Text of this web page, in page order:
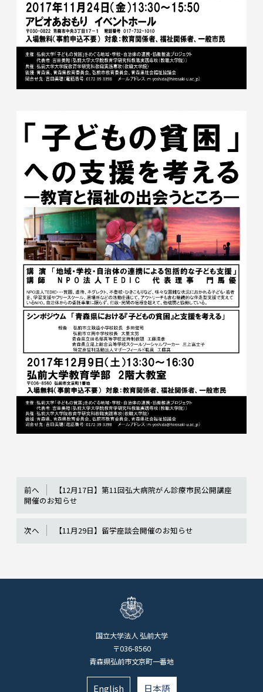
前へ
【12月17日】第11回弘大病院がん診療市民公開講座
開催のお知らせ
次へ 【11月29日】留学座談会開催のお知らせ
国立大学法人 弘前大学
〒036-8560
青森県弘前市文京町一番地
English 日本語